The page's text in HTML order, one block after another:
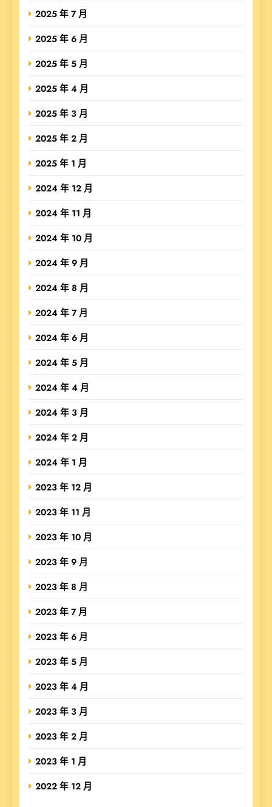
2025 年 7 月
2025 年 6 月
2025 年 5 月
2025 年 4 月
2025 年 3 月
2025 年 2 月
2025 年 1 月
2024 年 12 月
2024 年 11 月
2024 年 10 月
2024 年 9 月
2024 年 8 月
2024 年 7 月
2024 年 6 月
2024 年 5 月
2024 年 4 月
2024 年 3 月
2024 年 2 月
2024 年 1 月
2023 年 12 月
2023 年 11 月
2023 年 10 月
2023 年 9 月
2023 年 8 月
2023 年 7 月
2023 年 6 月
2023 年 5 月
2023 年 4 月
2023 年 3 月
2023 年 2 月
2023 年 1 月
2022 年 12 月